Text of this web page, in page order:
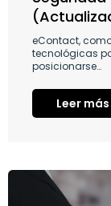
eContact,
tecnológicas
posicionarse…
Leer más